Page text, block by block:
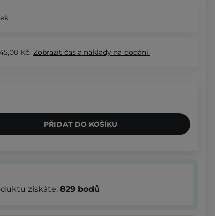
Kč. Zobrazit čas a náklady na dodání.
PŘIDAT DO KOŠÍKU
získáte: 829 bodů